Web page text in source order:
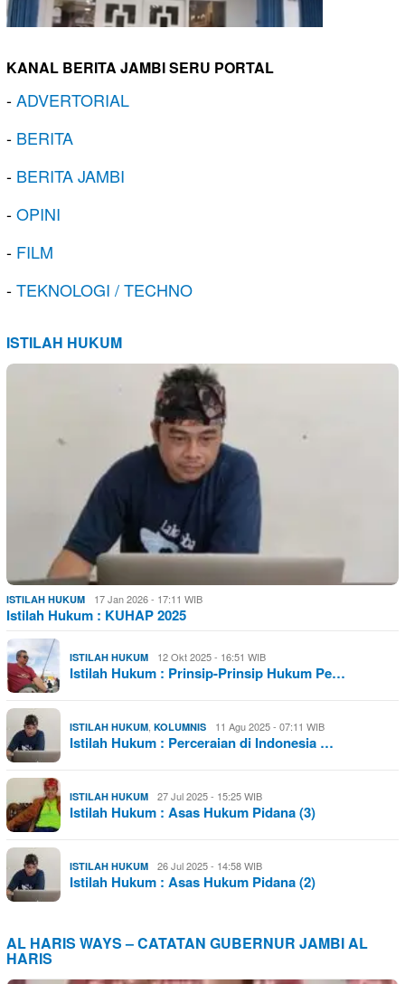
KANAL BERITA JAMBI SERU PORTAL
-ADVERTORIAL
- BERITA
- BERITA JAMBI
-OPINI
- FILM
-TEKNOLOGI / TECHNO
ISTILAH HUKUM
ISTILAH HUKUM 17 Jan 2026 - 17:11 WIB
Istilah Hukum : KUHAP 2025
ISTILAH HUKUM 12 Okt 2025 - 16:51 WIB
Istilah Hukum : Prinsip-Prinsip Hukum Pe…
ISTILAH HUKUM, KOLUMNIS 11 Agu 2025 - 07:11 WIB
Istilah Hukum : Perceraian di Indonesia …
ISTILAH HUKUM 27 Jul 2025 - 15:25 WIB
Istilah Hukum : Asas Hukum Pidana (3)
ISTILAH HUKUM 26 Jul 2025 - 14:58 WIB
Istilah Hukum : Asas Hukum Pidana (2)
AL HARIS WAYS – CATATAN GUBERNUR JAMBI AL
HARIS